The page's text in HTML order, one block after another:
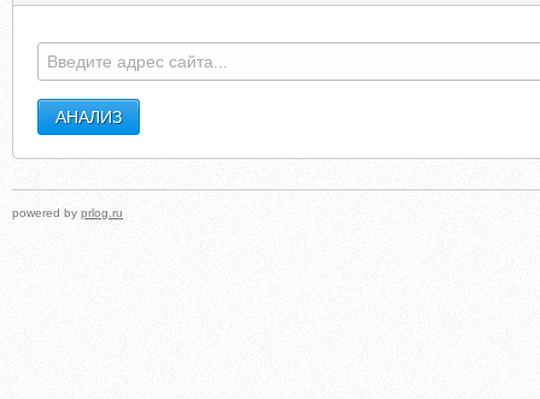
powered by prlog.ru